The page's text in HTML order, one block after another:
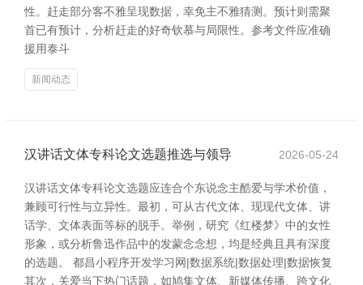
性。赶走部分客不雅呈现数据，幸免主不雅猜测。预计则需聚
首已有预计，分析赶走的好奇钦慕与局限性。参考文件应准确
援用泰斗
新闻动态
汉讲话文体专科论文选题推选与领导 2026-05-24
汉讲话文体专科论文选题应连合个东说念主酷爱与学术价值，
兼顾可行性与立异性。最初，可从古代文体、现现代文体、讲
话学、文体表面等标的脱手。举例，研究《红楼梦》中的女性
形象，或分析鲁迅作品中的发蒙念念想，均是经典且具有深度
的选题。 都昌小程序开发学习网|数据系统|数据处理|数据恢复
其次，关爱当下热门话题，如鸠集文体、新媒体传播、跨文化